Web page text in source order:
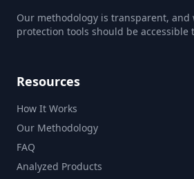
Our methodology is transparent, and
protection tools should be accessible
Resources
How It Works
Our Methodology
FAQ
Analyzed Products